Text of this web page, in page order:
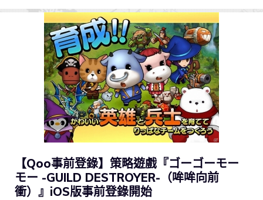
【Qoo事前登錄】策略遊戲『ゴーゴーモー
モー -GUILD DESTROYER-（哞哞向前
衝）』iOS版事前登錄開始